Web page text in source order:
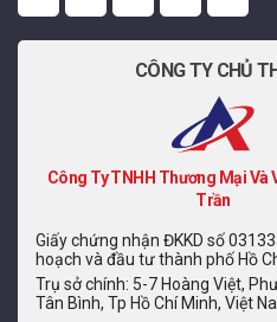
CÔNG TY CHỦ
Công Ty TNHH Thương Mại Và
Trần
Giấy chứng nhận ĐKKD số
hoạch và đầu tư thành phố Hồ
Trụ sở chính: 5-7 Hoàng Việt,
Tân Bình, Tp Hồ Chí Minh, Việt